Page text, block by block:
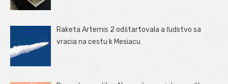
Raketa Artemis 2 odštartovala a ľudstvo sa
vracia na cestu k Mesiacu